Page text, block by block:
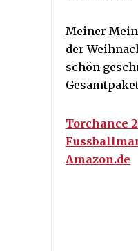
Meiner
der
schön
Torchance
Amazon.de